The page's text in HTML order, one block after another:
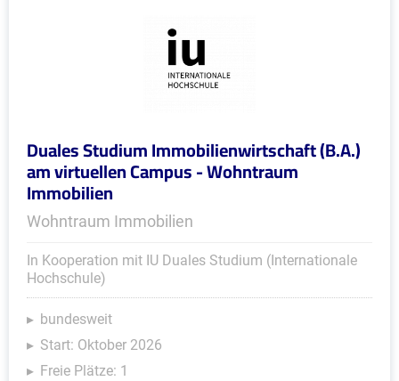
Duales Studium Immobilienwirtschaft (B.A.)
am virtuellen Campus - Wohntraum
Immobilien
Wohntraum Immobilien
In Kooperation mit IU Duales Studium (Internationale
Hochschule)
bundesweit
Start: Oktober 2026
Freie Plätze: 1